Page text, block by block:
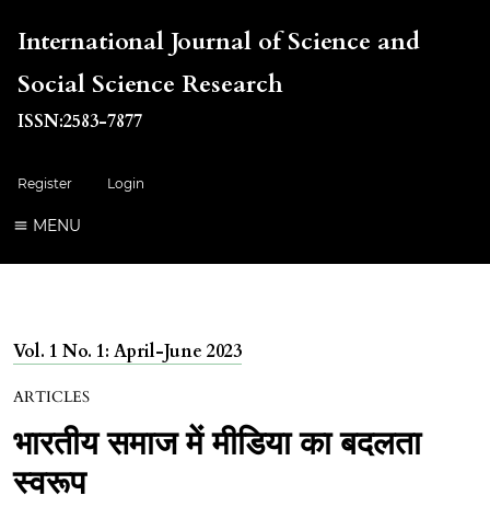
International Journal of Science and
Social Science Research
ISSN:2583-7877
Register Login
MENU
Vol. 1 No. 1: April-June 2023
ARTICLES
भारतीय समाज में मीडिया का बदलता
स्वरूप